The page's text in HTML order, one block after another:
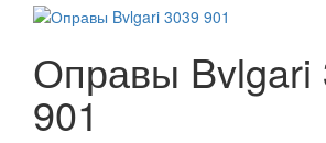
Оправы Bvlgari
901